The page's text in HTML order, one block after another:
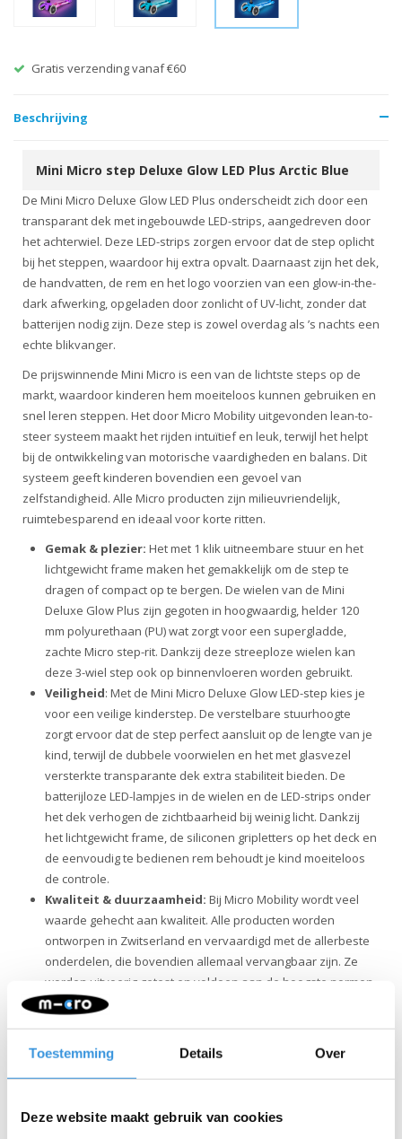
Toestemming Details Over
Deze website maakt gebruik van cookies
Gratis verzending vanaf €60
Beschrijving
Mini Micro step Deluxe Glow LED Plus Arctic Blue
De Mini Micro Deluxe Glow LED Plus onderscheidt zich door een
transparant dek met ingebouwde LED-strips, aangedreven door
het achterwiel. Deze LED-strips zorgen ervoor dat de step oplicht
bij het steppen, waardoor hij extra opvalt. Daarnaast zijn het dek,
de handvatten, de rem en het logo voorzien van een glow-in-the-
dark afwerking, opgeladen door zonlicht of UV-licht, zonder dat
batterijen nodig zijn. Deze step is zowel overdag als ’s nachts een
echte blikvanger.
De prijswinnende Mini Micro is een van de lichtste steps op de
markt, waardoor kinderen hem moeiteloos kunnen gebruiken en
snel leren steppen. Het door Micro Mobility uitgevonden lean-to-
steer systeem maakt het rijden intuïtief en leuk, terwijl het helpt
bij de ontwikkeling van motorische vaardigheden en balans. Dit
systeem geeft kinderen bovendien een gevoel van
zelfstandigheid. Alle Micro producten zijn milieuvriendelijk,
ruimtebesparend en ideaal voor korte ritten.
Gemak & plezier: Het met 1 klik uitneembare stuur en het
lichtgewicht frame maken het gemakkelijk om de step te
dragen of compact op te bergen. De wielen van de Mini
Deluxe Glow Plus zijn gegoten in hoogwaardig, helder 120
mm polyurethaan (PU) wat zorgt voor een supergladde,
zachte Micro step-rit. Dankzij deze streeploze wielen kan
deze 3-wiel step ook op binnenvloeren worden gebruikt.
Veiligheid: Met de Mini Micro Deluxe Glow LED-step kies je
voor een veilige kinderstep. De verstelbare stuurhoogte
zorgt ervoor dat de step perfect aansluit op de lengte van je
kind, terwijl de dubbele voorwielen en het met glasvezel
versterkte transparante dek extra stabiliteit bieden. De
batterijloze LED-lampjes in de wielen en de LED-strips onder
het dek verhogen de zichtbaarheid bij weinig licht. Dankzij
het lichtgewicht frame, de siliconen gripletters op het deck en
de eenvoudig te bedienen rem behoudt je kind moeiteloos
de controle.
Kwaliteit & duurzaamheid: Bij Micro Mobility wordt veel
waarde gehecht aan kwaliteit. Alle producten worden
ontworpen in Zwitserland en vervaardigd met de allerbeste
onderdelen, die bovendien allemaal vervangbaar zijn. Ze
worden uitvoerig getest en voldoen aan de hoogste normen,
waardoor Micro producten jarenlang meegaan. Aangezien
Micro zich volledig in voor een betere wereld, met aandacht
voor mens en milieu, volgens de ESG-richtlijnen.